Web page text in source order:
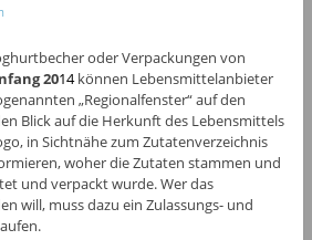
oder Verpackungen von
2014können Lebensmittelanbieter
„Regionalfenster“ auf den
Blick auf die Herkunft des Lebensmittels
in Sichtnähe zum Zutatenverzeichnis
woher die Zutaten stammen und
und verpackt wurde. Wer das
will, muss dazu ein Zulassungs- und